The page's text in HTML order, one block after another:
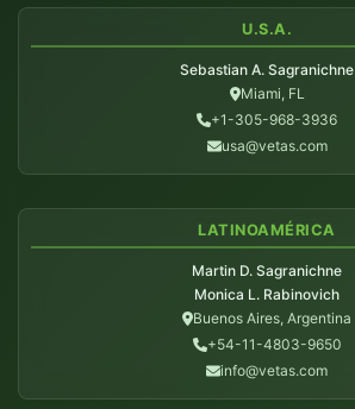
U.S.A.
Sebastian A. Sagranichne
Miami, FL
+1-305-968-3936
usa@vetas.com
LATINOAMÉRICA
Martin D. Sagranichne
Monica L. Rabinovich
Buenos Aires, Argentina
+54-11-4803-9650
info@vetas.com